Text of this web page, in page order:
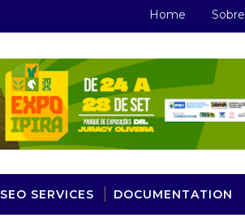
Home Sobre
SEO SERVICES DOCUMENTATION